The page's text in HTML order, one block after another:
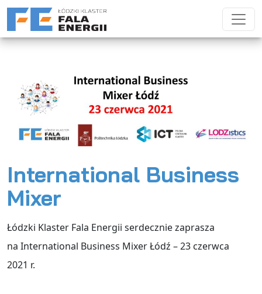
Przejdź do treści
Main Navigation
International Business
Mixer
Łódzki Klaster Fala Energii serdecznie zaprasza
na International Business Mixer Łódź – 23 czerwca
2021 r.